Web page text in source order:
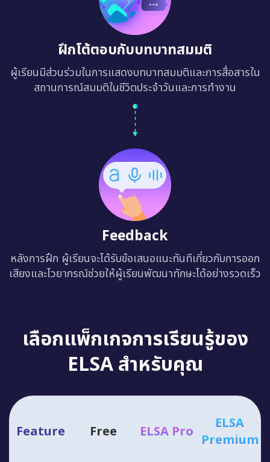
ฝึกโต้ตอบกับบทบาทสมมติ
ผู้เรียนมีส่วนร่วมในการแสดงบทบาทสมมติและการสื่อสารใน
สถานการณ์สมมติในชีวิตประจำวันและการทำงาน
Feedback
หลังการฝึก ผู้เรียนจะได้รับข้อเสนอแนะทันทีเกี่ยวกับการออก
เสียงและไวยากรณ์ช่วยให้ผู้เรียนพัฒนาทักษะได้อย่างรวดเร็ว
เลือกแพ็กเกจการเรียนรู้ของ
ELSA สำหรับคุณ
Feature Free ELSA Pro
ELSA
Premium